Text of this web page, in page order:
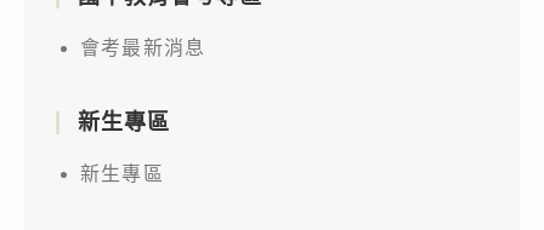
會考最新消息
新生專區
新生專區